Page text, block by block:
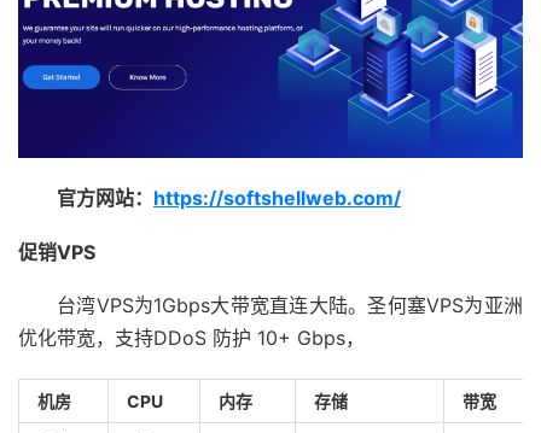
官方网站： https://softshellweb.com/
促销VPS
台湾VPS为1Gbps大带宽直连大陆。圣何塞VPS为亚洲
优化带宽，支持DDoS 防护 10+ Gbps，
机房 CPU 内存 存储 带宽